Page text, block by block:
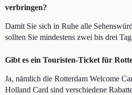
verbringen?
Damit Sie sich in Ruhe alle
sollten Sie mindestens zwei bis drei
Gibt es ein Touristen-Ticket für
Ja, nämlich die Rotterdam Welcome
Holland Card sind verschiedene